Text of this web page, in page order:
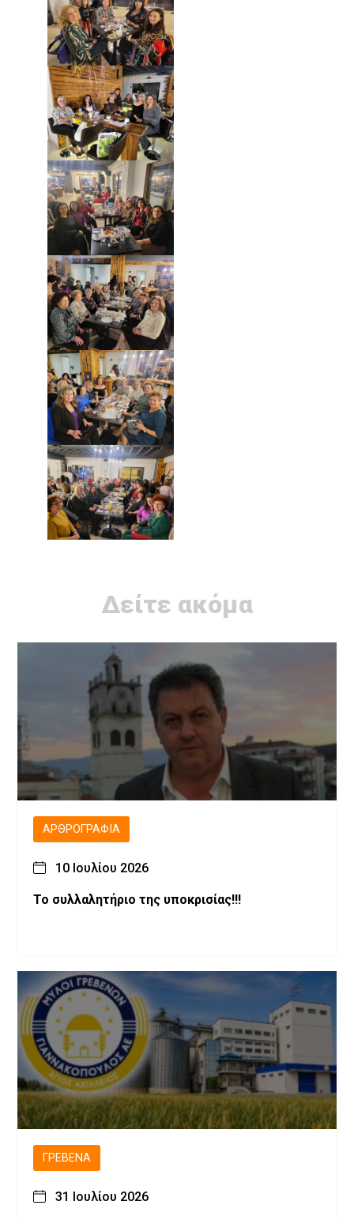
Δείτε ακόμα
ΑΡΘΡΟΓΡΑΦΊΑ
10 Ιουλίου 2026
Το συλλαλητήριο της υποκρισίας!!!
ΓΡΕΒΕΝΆ
31 Ιουλίου 2026